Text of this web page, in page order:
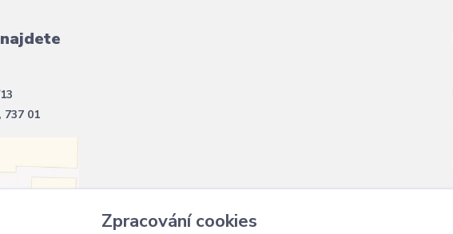
737 01
Zpracování cookies